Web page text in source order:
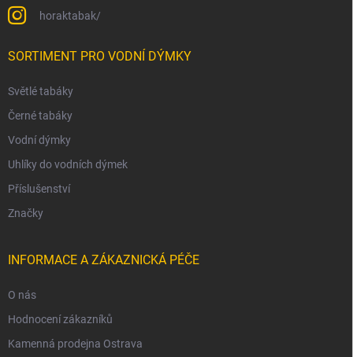
horaktabak/
SORTIMENT PRO VODNÍ DÝMKY
Světlé tabáky
Černé tabáky
Vodní dýmky
Uhlíky do vodních dýmek
Příslušenství
Značky
INFORMACE A ZÁKAZNICKÁ PÉČE
O nás
Hodnocení zákazníků
Kamenná prodejna Ostrava